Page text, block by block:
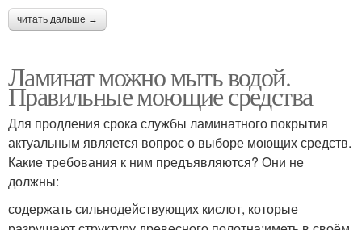
читать дальше →
Ламинат можно мыть водой.
Правильные моющие средства
Для продления срока службы ламинатного покрытия
актуальным является вопрос о выборе моющих средств.
Какие требования к ним предъявляются? Они не
должны:
содержать сильнодействующих кислот, которые